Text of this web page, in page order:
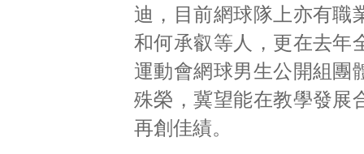
迪，目前網球隊上亦有職
和何承叡等人，更在去年
運動會網球男生公開組團
殊榮，冀望能在教學發展
再創佳績。